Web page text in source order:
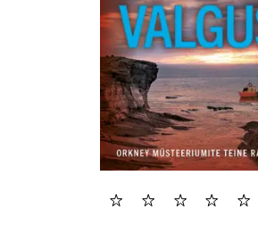
Ettevõtlus (30)
Filoloogia (121)
Filosoofia (148)
Geograafia (65)
Ilukirjandus